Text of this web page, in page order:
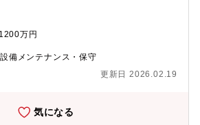
み等により、更なる高品質・安価な電力供
力の安定供給にご活躍いただくとともに、
所から運ばれる電気を、お客さまの元に確
担う配電部門。“お客さまに一番近い技術部
現するため、業務変革を進めています。他
施。・変電設備、送電設備の健全性を確認
実施する作業の管理の実施。・直営作業の
）２．建設業務・変電設備（変圧器や遮断
塔・送電線・地中ケーブル等）の建設（改
発注、社内外関係箇所との調整対応の実
務の効率検討、新技術・用品の適用検討、
施・施工会社、保守会社、メーカ等との協
万円
備メンテナンス・保守
更新日 2026.02.19
気になる